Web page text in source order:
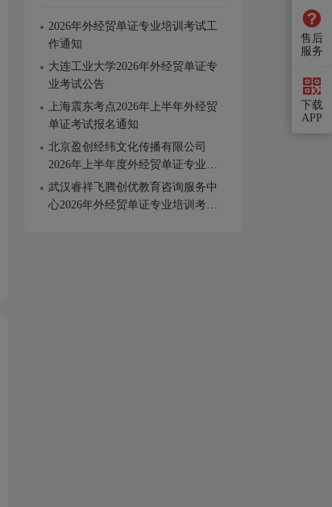
2026年外经贸单证专业培训考试工
作通知
大连工业大学2026年外经贸单证专
业考试公告
上海震东考点2026年上半年外经贸
单证考试报名通知
北京盈创经纬文化传播有限公司
2026年上半年度外经贸单证专业培
训考试的通知
武汉睿祥飞腾创优教育咨询服务中
心2026年外经贸单证专业培训考试
售后
服务
下载
APP